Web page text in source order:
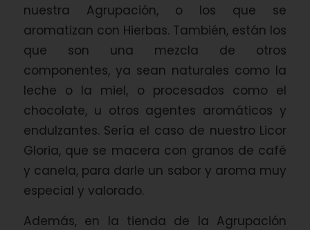
nuestra Agrupación, o los que se
aromatizan con Hierbas. También, están los
que son una mezcla de otros
componentes, ya sean naturales como la
leche o la miel, o procesados como el
chocolate, u otros agentes aromáticos y
endulzantes. Sería el caso de nuestro Licor
Gloria, que se macera con granos de café
y canela, para darle un sabor y aroma muy
especial y valorado.
Además, en la tienda de la Agrupación